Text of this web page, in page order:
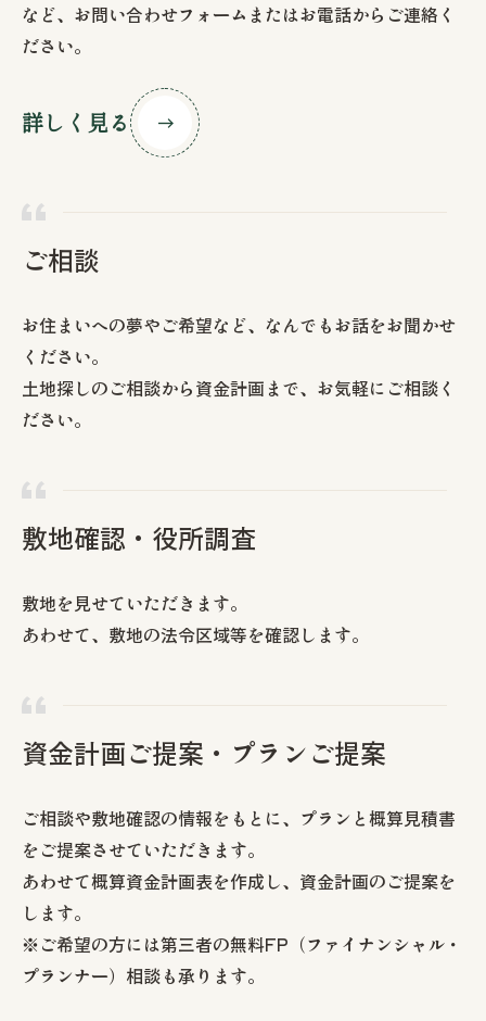
など、お問い合わせフォームまたはお電話からご連絡く
ださい。
詳しく見る
ご相談
お住まいへの夢やご希望など、なんでもお話をお聞かせ
ください。
土地探しのご相談から資金計画まで、お気軽にご相談く
ださい。
敷地確認・役所調査
敷地を見せていただきます。
あわせて、敷地の法令区域等を確認します。
資金計画ご提案・プランご提案
ご相談や敷地確認の情報をもとに、プランと概算見積書
をご提案させていただきます。
あわせて概算資金計画表を作成し、資金計画のご提案を
します。
※ご希望の方には第三者の無料FP（ファイナンシャル・
プランナー）相談も承ります。